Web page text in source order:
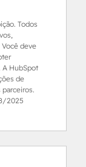
Todos
deve
A HubSpot
de
2025